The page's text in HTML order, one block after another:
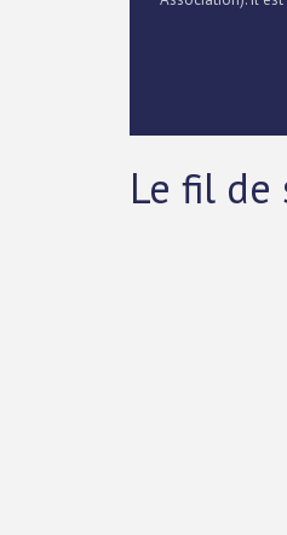
Le fil de